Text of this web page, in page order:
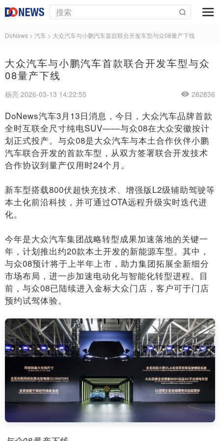
DoNews > 汽车 > 大众汽车与小鹏汽车首款联合开发车型与众08量产下线
大众汽车与小鹏汽车首款联合开发车型与众
08量产下线
杨亮 2026-03-13 14:22:55 282836
DoNews汽车3月13日消息，今日，大众汽车品牌首款
全时互联全尺寸纯电SUV——与众08在大众安徽按计
划正式投产。与众08是大众汽车与本土合作伙伴小鹏
汽车联合开发的首款车型，从双方签署联合开发技术
合作协议到量产仅用时24个月。
新车型搭载800伏超快充技术、增强版L2级辅助驾驶等
本土化前沿科技，并可通过OTA远程升级实时迭代进
化。
今年是大众汽车集团战略转型成果加速落地的关键一
年，计划推出约20款本土开发的新能源车型。其中，
与众08预计将于上半年上市，助力集团拓展全新细分
市场布局，进一步加速电动化与智能化转型进程。目
前，与众08已陆续进入金标大众门店，客户可于门店
预约试驾体验。